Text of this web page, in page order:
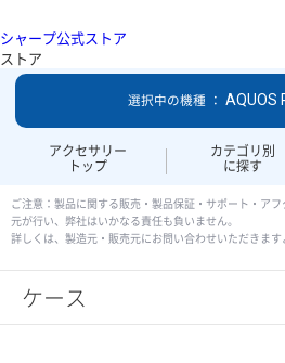
シャープ公式ストア
ストア
アクセサリー
トップ
カテゴリ別
に探す
選択中の機種 ： AQUOS
ご注意：製品に関する販売・製品保証・サポート・ア
元が行い、弊社はいかなる責任も負いません。
詳しくは、製造元・販売元にお問い合わせいただきます
ケース